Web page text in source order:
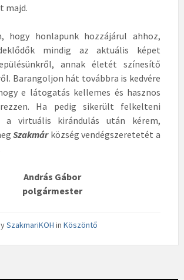
majd.
hogy honlapunk hozzájárul ahhoz,
mindig az aktuális képet
annak életét színesítő
Barangoljon hát továbbra is kedvére
e látogatás kellemes és hasznos
Ha pedig sikerült felkelteni
a virtuális kirándulás után kérem,
Szakmár község vendégszeretetét a
András Gábor
polgármester
SzakmariKOH in Köszöntő